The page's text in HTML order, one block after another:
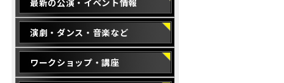
最新の公演・イベント情報
演劇・ダンス・音楽など
ワークショップ・講座